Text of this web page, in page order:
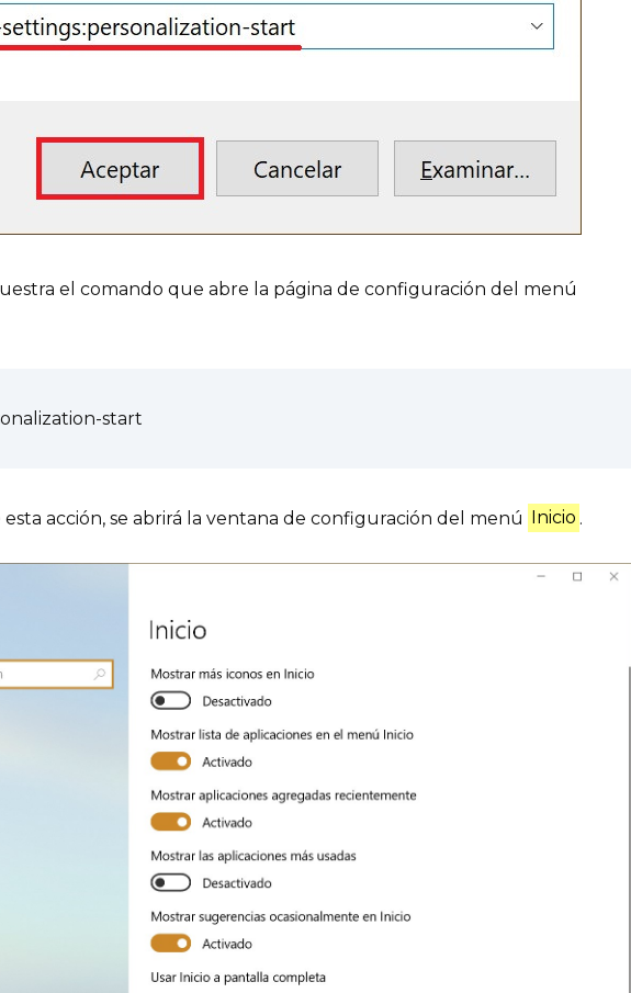
el comando que abre la página de configuración del menú
start
acción, se abrirá la ventana de configuración del menú Inicio .